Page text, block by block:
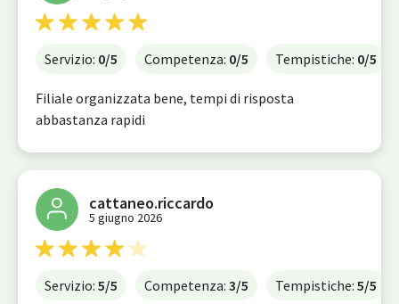
Servizio: 0/5 Competenza: 0/5 Tempistiche: 0/5
Filiale organizzata bene, tempi di risposta
abbastanza rapidi
cattaneo.riccardo
5 giugno 2026
Servizio: 5/5 Competenza: 3/5 Tempistiche: 5/5